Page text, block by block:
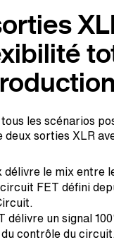
les scénarios
deux sorties XLR
délivre le mix entre
FET défini
délivre un signal
contrôle du